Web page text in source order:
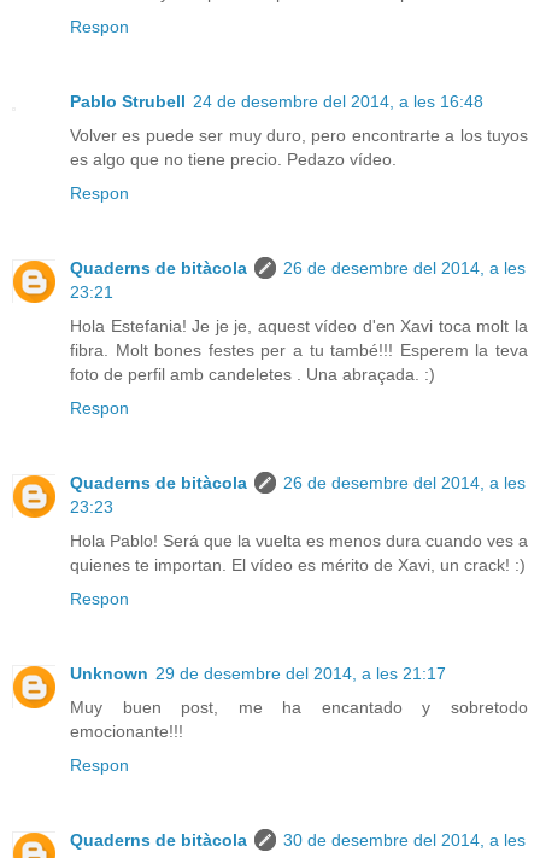
Respon
Pablo Strubell 24 de desembre del 2014, a les 16:48
Volver es puede ser muy duro, pero encontrarte a los tuyos
es algo que no tiene precio. Pedazo vídeo.
Respon
Quaderns de bitàcola
26 de desembre del 2014, a les
23:21
Hola Estefania! Je je je, aquest vídeo d'en Xavi toca molt la
fibra. Molt bones festes per a tu també!!! Esperem la teva
foto de perfil amb candeletes . Una abraçada. :)
Respon
Quaderns de bitàcola
26 de desembre del 2014, a les
23:23
Hola Pablo! Será que la vuelta es menos dura cuando ves a
quienes te importan. El vídeo es mérito de Xavi, un crack! :)
Respon
Unknown 29 de desembre del 2014, a les 21:17
Muy buen post, me ha encantado y sobretodo
emocionante!!!
Respon
Quaderns de bitàcola
30 de desembre del 2014, a les